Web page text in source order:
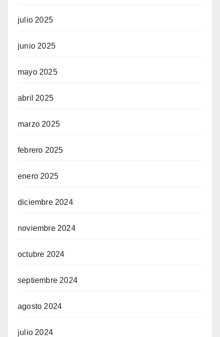
julio 2025
junio 2025
mayo 2025
abril 2025
marzo 2025
febrero 2025
enero 2025
diciembre 2024
noviembre 2024
octubre 2024
septiembre 2024
agosto 2024
julio 2024